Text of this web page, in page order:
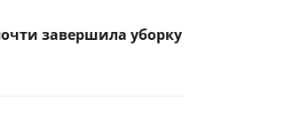
завершила уборку